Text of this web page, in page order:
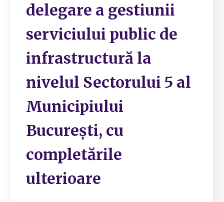
delegare a gestiunii
serviciului public de
infrastructură la
nivelul Sectorului 5 al
Municipiului
București, cu
completările
ulterioare